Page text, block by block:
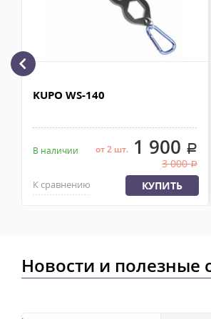
110х90х80 см. Сроки доставки 2-4
рублей. Документы отправляем с
Доставка по Москве, МО и России
в течении 2-4х рабочих дней с
KUPO WS-140
В наличии от 2 шт.1 900 .
3 000.
К сравнению КУПИТЬ
Новости и полезные